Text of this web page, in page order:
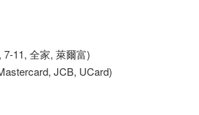
11, 全家, 萊爾富)
JCB, UCard)